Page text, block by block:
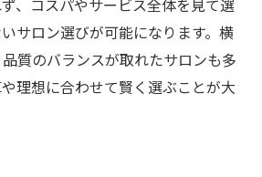
、コスパやサービス全体を見て選
サロン選びが可能になります。横
質のバランスが取れたサロンも多
理想に合わせて賢く選ぶことが大